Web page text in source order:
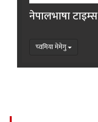
नेपालभाषा टाइम्स
च्वमिया मेमेगु